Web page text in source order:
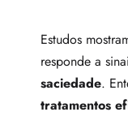
Estudos
responde a
saciedade.
tratamentos